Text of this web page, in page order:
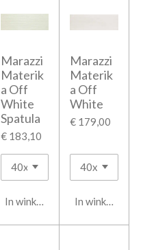
Marazzi
Materik
a Off
White
Spatula
€ 183,10
In winkelwagen
Marazzi
Materik
a Off
White
€ 179,00
In